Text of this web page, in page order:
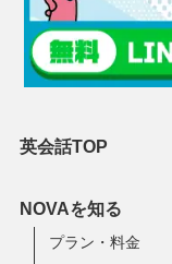
英会話TOP
NOVAを知る
プラン・料金